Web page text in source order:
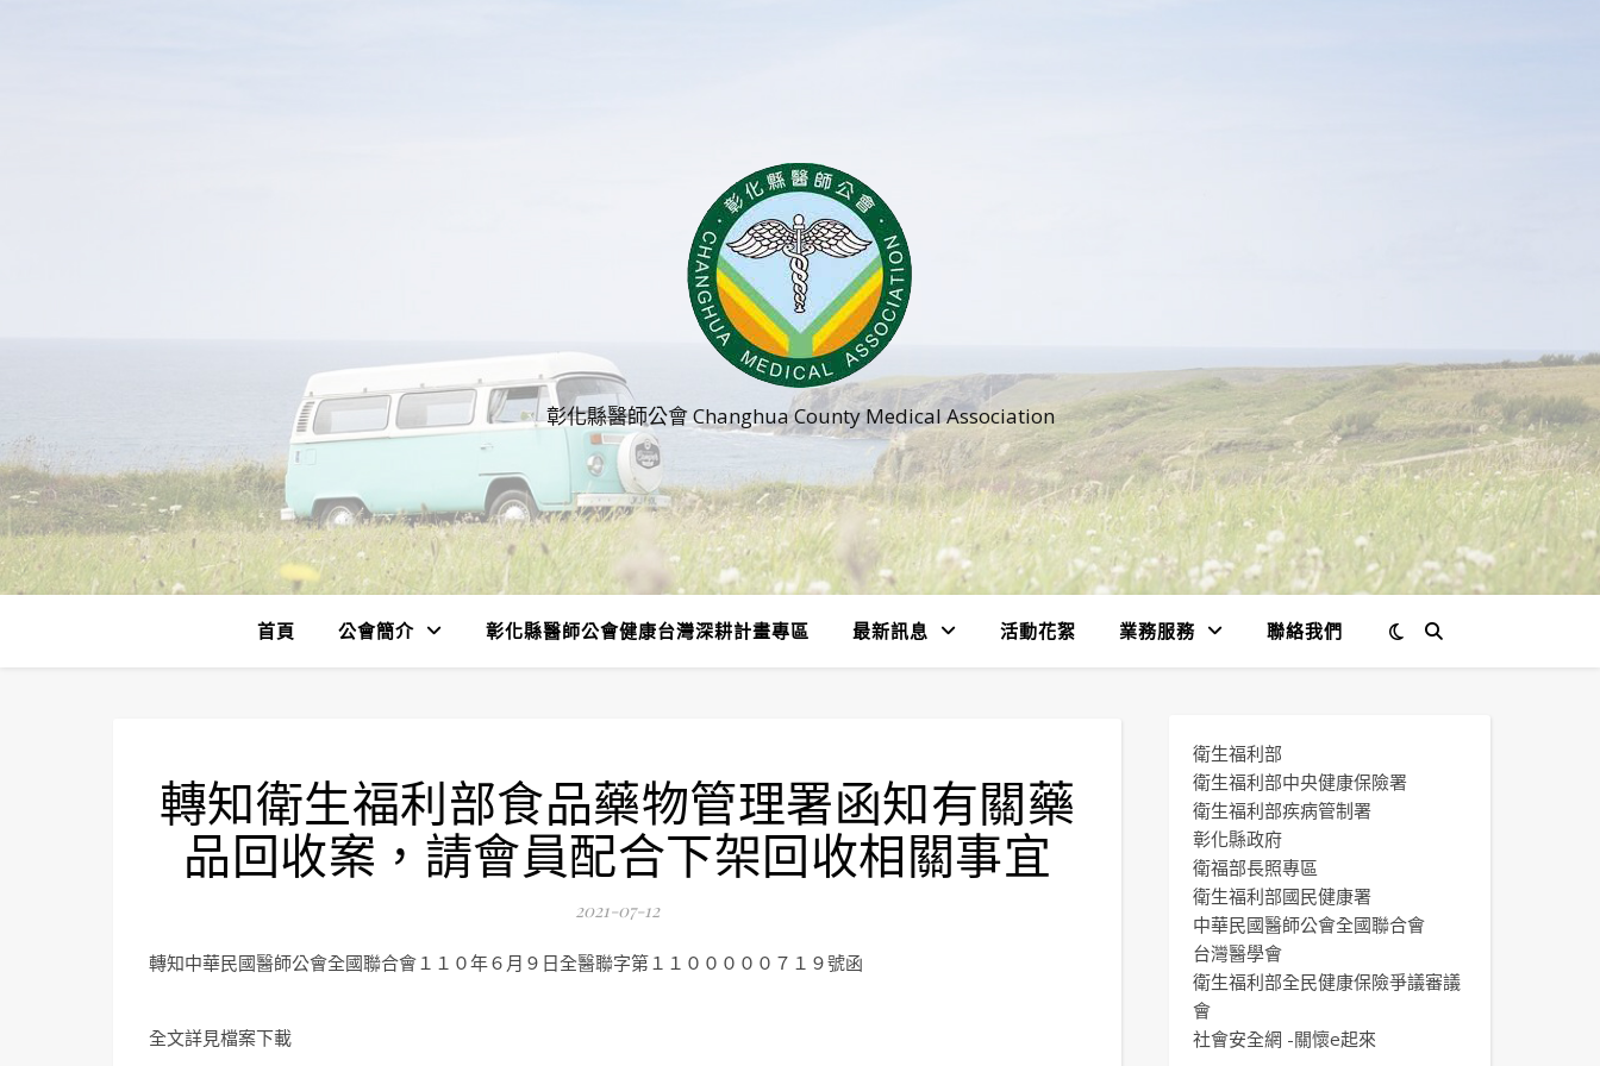
彰化縣醫師公會 Changhua County Medical Association
首頁 公會簡介 彰化縣醫師公會健康台灣深耕計畫專區 最新訊息 活動花絮 業務服務 聯絡我們
轉知衛生福利部食品藥物管理署函知有關藥
品回收案，請會員配合下架回收相關事宜
2021-07-12
轉知中華民國醫師公會全國聯合會１１０年６月９日全醫聯字第１１０００００７１９號函
全文詳見檔案下載
衛生福利部
衛生福利部中央健康保險署
衛生福利部疾病管制署
彰化縣政府
衛福部長照專區
衛生福利部國民健康署
中華民國醫師公會全國聯合會
台灣醫學會
衛生福利部全民健康保險爭議審議
會
社會安全網 -關懷e起來